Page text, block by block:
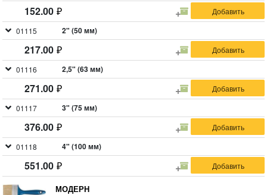
152.00
01115 2" (50 мм)
217.00
01116 2,5" (63 мм)
271.00
01117 3" (75 мм)
376.00
01118 4" (100 мм)
551.00
МОДЕРН